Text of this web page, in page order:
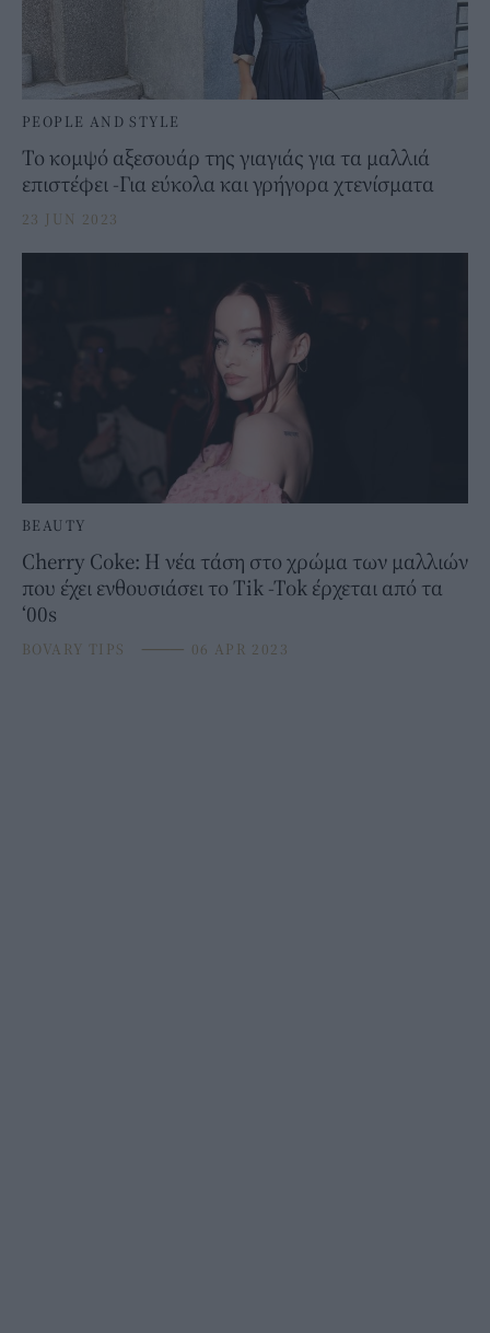
PEOPLE AND STYLE
Το κομψό αξεσουάρ της γιαγιάς για τα μαλλιά
επιστέφει -Για εύκολα και γρήγορα χτενίσματα
23 JUN 2023
BEAUTY
Cherry Coke: H νέα τάση στο χρώμα των μαλλιών
που έχει ενθουσιάσει το Tik -Tok έρχεται από τα
‘00s
BOVARY TIPS ⸻ 06 APR 2023